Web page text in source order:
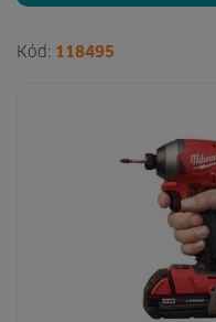
Kód: 118495